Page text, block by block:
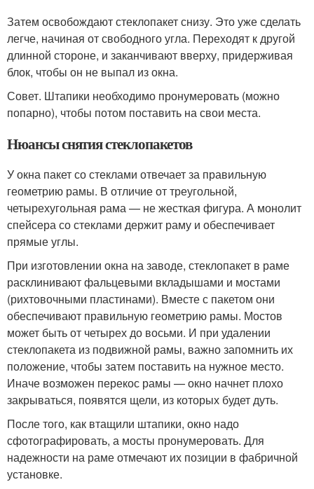
Затем освобождают стеклопакет снизу. Это уже сделать
легче, начиная от свободного угла. Переходят к другой
длинной стороне, и заканчивают вверху, придерживая
блок, чтобы он не выпал из окна.
Совет. Штапики необходимо пронумеровать (можно
попарно), чтобы потом поставить на свои места.
Нюансы снятия стеклопакетов
У окна пакет со стеклами отвечает за правильную
геометрию рамы. В отличие от треугольной,
четырехугольная рама — не жесткая фигура. А монолит
спейсера со стеклами держит раму и обеспечивает
прямые углы.
При изготовлении окна на заводе, стеклопакет в раме
расклинивают фальцевыми вкладышами и мостами
(рихтовочными пластинами). Вместе с пакетом они
обеспечивают правильную геометрию рамы. Мостов
может быть от четырех до восьми. И при удалении
стеклопакета из подвижной рамы, важно запомнить их
положение, чтобы затем поставить на нужное место.
Иначе возможен перекос рамы — окно начнет плохо
закрываться, появятся щели, из которых будет дуть.
После того, как втащили штапики, окно надо
сфотографировать, а мосты пронумеровать. Для
надежности на раме отмечают их позиции в фабричной
установке.